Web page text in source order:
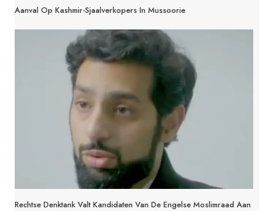
Aanval Op Kashmir-Sjaalverkopers In Mussoorie
Rechtse Denktank Valt Kandidaten Van De Engelse Moslimraad Aan